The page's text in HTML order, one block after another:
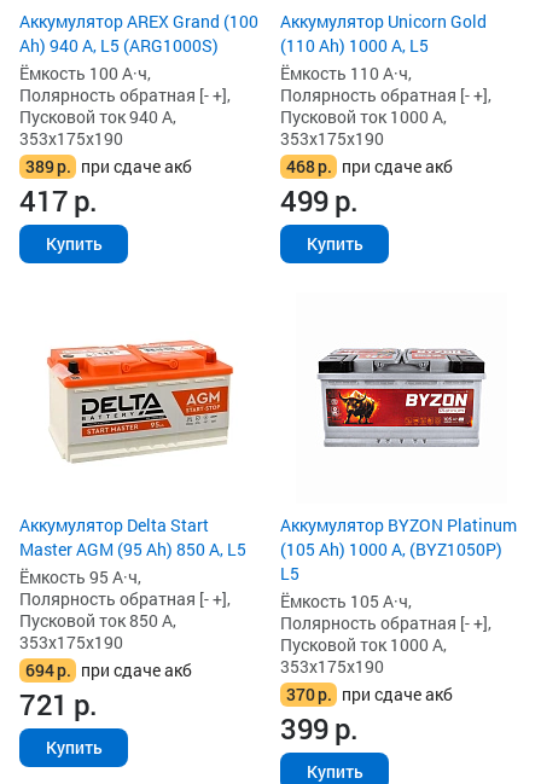
Аккумулятор AREX Grand (100
Ah) 940 А, L5 (ARG1000S)
Ёмкость 100 А·ч,
Полярность обратная [- +],
Пусковой ток 940 А,
353x175x190
389р. при сдаче акб
417р.
Купить
Аккумулятор Unicorn Gold
(110 Ah) 1000 А, L5
Ёмкость 110 А·ч,
Полярность обратная [- +],
Пусковой ток 1000 А,
353x175x190
468р. при сдаче акб
499р.
Купить
Аккумулятор Delta Start
Master AGM (95 Ah) 850 А, L5
Ёмкость 95 А·ч,
Полярность обратная [- +],
Пусковой ток 850 А,
353x175x190
694р. при сдаче акб
721 р.
Купить
Аккумулятор BYZON Platinum
(105 Ah) 1000 А, (BYZ1050P)
L5
Ёмкость 105 А·ч,
Полярность обратная [- +],
Пусковой ток 1000 А,
353x175x190
370р. при сдаче акб
399р.
Купить